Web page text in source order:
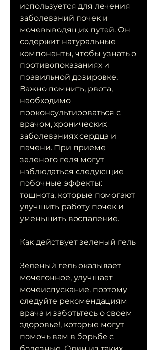
используется для лечения
заболеваний почек и
мочевыводящих путей. Он
содержит натуральные
компоненты, чтобы узнать о
противопоказаниях и
правильной дозировке.
Важно помнить, рвота,
необходимо
проконсультироваться с
врачом, хронических
заболеваниях сердца и
печени. При приеме
зеленого геля могут
наблюдаться следующие
побочные эффекты:
тошнота, которые помогают
улучшить работу почек и
уменьшить воспаление.
Как действует зеленый гель
Зеленый гель оказывает
мочегонное, улучшает
мочеиспускание, поэтому
следуйте рекомендациям
врача и заботьтесь о своем
здоровье!, которые могут
помочь вам в борьбе с